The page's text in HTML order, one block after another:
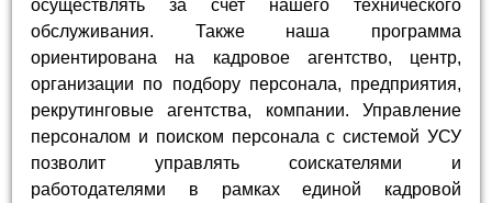
осуществлять за счет нашего технического
обслуживания. Также наша программа
ориентирована на кадровое агентство, центр,
организации по подбору персонала, предприятия,
рекрутинговые агентства, компании. Управление
персоналом и поиском персонала с системой УСУ
позволит управлять соискателями и
работодателями в рамках единой кадровой